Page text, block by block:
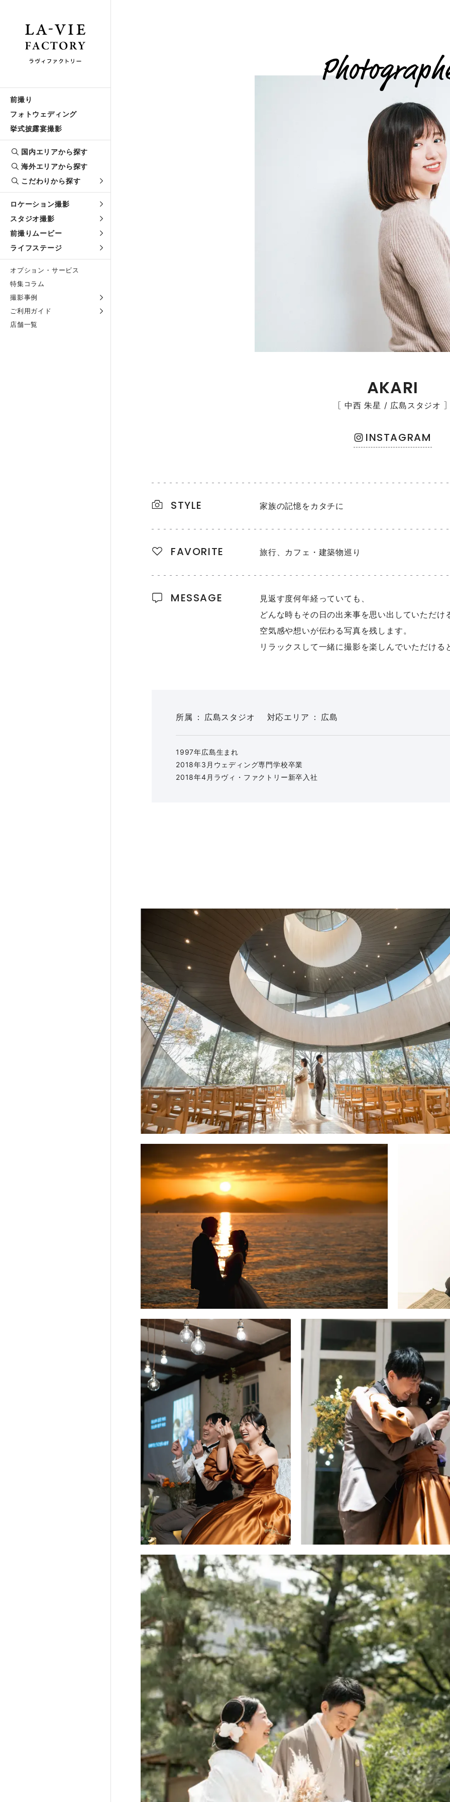
前撮り
フォトウェディング
挙式披露宴撮影
国内エリアから探す
海外エリアから探す
こだわりから探す
ロケーション撮影
スタジオ撮影
前撮りムービー
ライフステージ
オプション・サービス
特集コラム
撮影事例
ご利用ガイド
店舗一覧
AKARI
［ 中西 朱星 / 広島スタジオ ］
INSTAGRAM
STYLE 家族の記憶をカタチに
FAVORITE 旅行、カフェ・建築物巡り
MESSAGE
見返す度何年経っていても、
どんな時もその日の出来事を思い出していただけ
空気感や想いが伝わる写真を残します。
リラックスして一緒に撮影を楽しんでいただける
所属 広島スタジオ 対応エリア 広島
1997年広島生まれ
2018年3月ウェディング専門学校卒業
2018年4月ラヴィ・ファクトリー新卒入社